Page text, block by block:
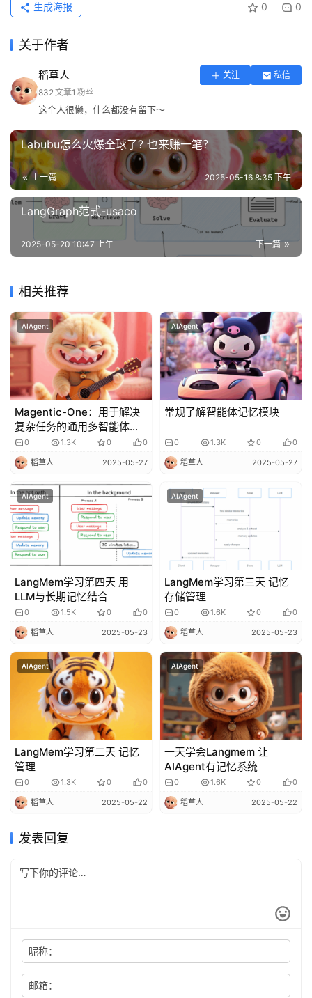
0 0
生成海报
关于作者
稻草人 关注
私信
832文章1 粉丝
这个人很懒，什么都没有留下～
Labubu怎么火爆全球了? 也来赚一笔？
上一篇 2025-05-16 8:35 下午
LangGraph范式-usaco
下一篇
2025-05-20 10:47 上午
相关推荐
AIAgent
Magentic-One：用于解决
复杂任务的通用多智能体系
统0 1.3K 0 0
稻草人 2025-05-27
AIAgent
常规了解智能体记忆模块
0 1.3K 0 0
稻草人 2025-05-27
AIAgent
LangMem学习第四天 用
LLM与长期记忆结合
0 1.5K 0 0
稻草人 2025-05-23
AIAgent
LangMem学习第三天 记忆
存储管理
0 1.6K 0 0
稻草人 2025-05-23
AIAgent
LangMem学习第二天 记忆
管理
0 1.3K 0 0
稻草人 2025-05-22
AIAgent
一天学会Langmem 让
AIAgent有记忆系统
0 1.6K 0 0
稻草人 2025-05-22
发表回复
昵称：
邮箱：